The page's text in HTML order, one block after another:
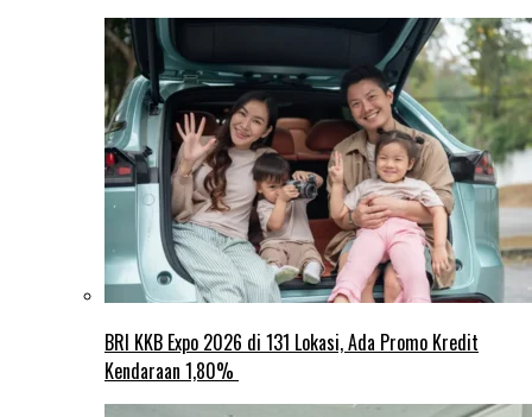
BRI KKB Expo 2026 di 131 Lokasi, Ada Promo Kredit
Kendaraan 1,80%